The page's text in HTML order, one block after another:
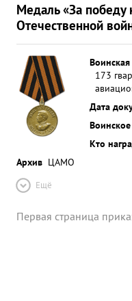
Медаль «За победу
Отечественной
Воинская
173
Дата
Кто
Архив ЦАМО
Ещё
Первая страница